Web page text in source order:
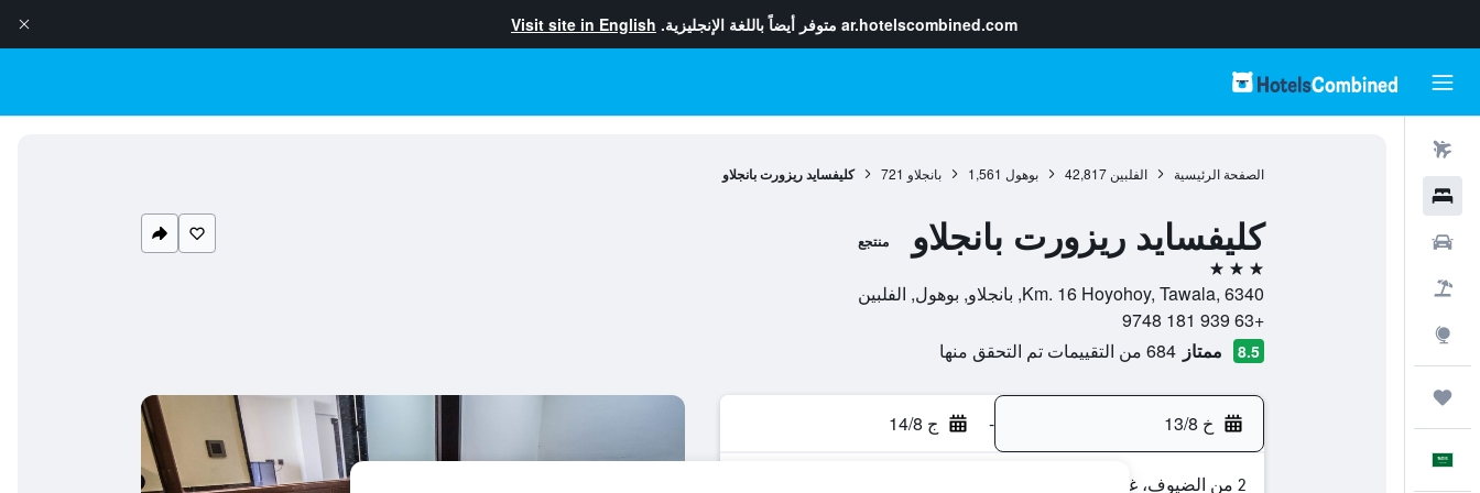
ar.hotelscombined.com متوفر أيضاً باللغة الإنجليزية. Visit site in English
الصفحة الرئيسية الفلبين 42,817 بوهول 1,561 بانجلاو 721 كليفسايد ريزورت بانجلاو
كليفسايد ريزورت بانجلاو منتجع
3 نجوم
Km. 16 Hoyohoy, Tawala, 6340, بانجلاو, بوهول, الفلبين
+63 939 181 9748
8.5 ممتاز 684 من التقييمات تم التحقق منها
خ 13/8 - ج 14/8
2 من الضيوف، غرفة واحدة